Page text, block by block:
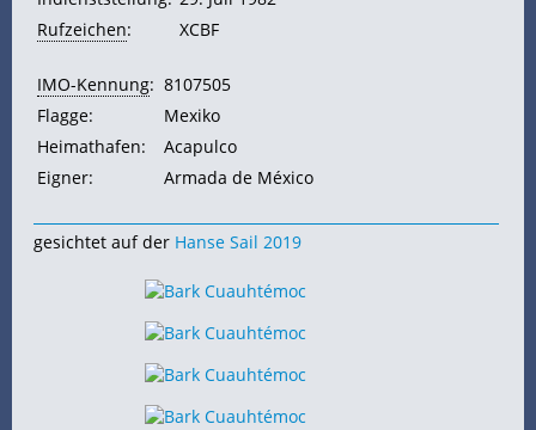
Rufzeichen: XCBF
IMO-Kennung: 8107505
Flagge:
Mexiko
Heimathafen:
Acapulco
Eigner:
Armada de México
gesichtet auf der Hanse Sail 2019